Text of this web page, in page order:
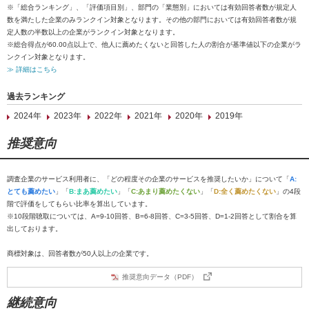
※「総合ランキング」、「評価項目別」、部門の「業態別」においては有効回答者数が規定人
数を満たした企業のみランクイン対象となります。その他の部門においては有効回答者数が規
定人数の半数以上の企業がランクイン対象となります。
※総合得点が60.00点以上で、他人に薦めたくないと回答した人の割合が基準値以下の企業がラ
ンクイン対象となります。
≫ 詳細はこちら
過去ランキング
2024年
2023年 2022年 2021年 2020年 2019年
推奨意向
調査企業のサービス利用者に、「どの程度その企業のサービスを推奨したいか」について「A:
とても薦めたい 」「B:まあ薦めたい 」「C:あまり薦めたくない 」「D:全く薦めたくない 」の4段
階で評価をしてもらい比率を算出しています。
※10段階聴取については、A=9-10回答、B=6-8回答、C=3-5回答、D=1-2回答として割合を算
出しております。
商標対象は、回答者数が50人以上の企業です。
推奨意向データ（PDF）
継続意向